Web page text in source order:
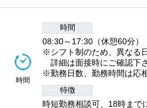
時間
時間
08:30～17:30（休憩60分）
※シフト制のため、異なる
詳細は面接時にご確認下さ
※勤務日数、勤務時間は応
特徴
時短勤務相談可、18時まで